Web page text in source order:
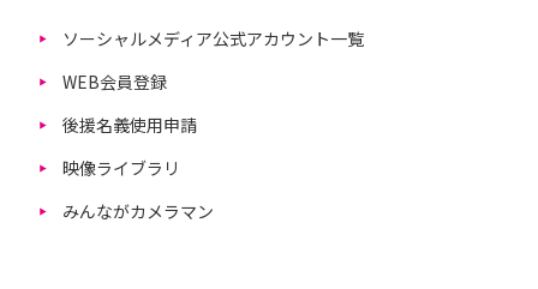
ソーシャルメディア公式アカウント一覧
WEB会員登録
後援名義使用申請
映像ライブラリ
みんながカメラマン